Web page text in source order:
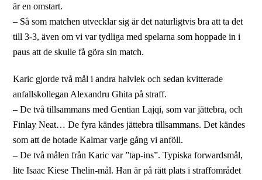
är en omstart.
– Så som matchen utvecklar sig är det naturligtvis bra att ta det
till 3-3, även om vi var tydliga med spelarna som hoppade in i
paus att de skulle få göra sin match.
Karic gjorde två mål i andra halvlek och sedan kvitterade
anfallskollegan Alexandru Ghita på straff.
– De två tillsammans med Gentian Lajqi, som var jättebra, och
Finlay Neat… De fyra kändes jättebra tillsammans. Det kändes
som att de hotade Kalmar varje gång vi anföll.
– De två målen från Karic var ”tap-ins”. Typiska forwardsmål,
lite Isaac Kiese Thelin-mål. Han är på rätt plats i straffområdet